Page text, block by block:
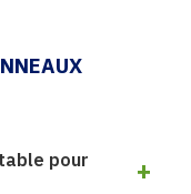
pour